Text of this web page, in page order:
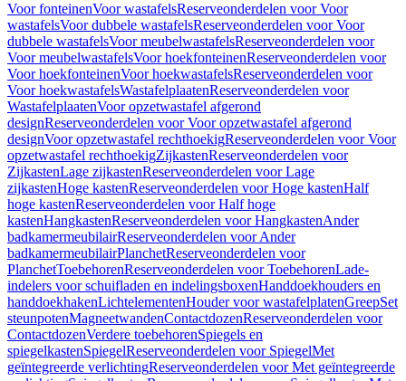
Voor fonteinenVoor wastafelsReserveonderdelen voor Voor
wastafelsVoor dubbele wastafelsReserveonderdelen voor Voor
dubbele wastafelsVoor meubelwastafelsReserveonderdelen voor
Voor meubelwastafelsVoor hoekfonteinenReserveonderdelen voor
Voor hoekfonteinenVoor hoekwastafelsReserveonderdelen voor
Voor hoekwastafelsWastafelplaatenReserveonderdelen voor
WastafelplaatenVoor opzetwastafel afgerond
designReserveonderdelen voor Voor opzetwastafel afgerond
designVoor opzetwastafel rechthoekigReserveonderdelen voor Voor
opzetwastafel rechthoekigZijkastenReserveonderdelen voor
ZijkastenLage zijkastenReserveonderdelen voor Lage
zijkastenHoge kastenReserveonderdelen voor Hoge kastenHalf
hoge kastenReserveonderdelen voor Half hoge
kastenHangkastenReserveonderdelen voor HangkastenAnder
badkamermeubilairReserveonderdelen voor Ander
badkamermeubilairPlanchetReserveonderdelen voor
PlanchetToebehorenReserveonderdelen voor ToebehorenLade-
indelers voor schuifladen en indelingsboxenHanddoekhouders en
handdoekhakenLichtelementenHouder voor wastafelplatenGreepSet
steunpotenMagneetwandenContactdozenReserveonderdelen voor
ContactdozenVerdere toebehorenSpiegels en
spiegelkastenSpiegelReserveonderdelen voor SpiegelMet
geïntegreerde verlichtingReserveonderdelen voor Met geïntegreerde